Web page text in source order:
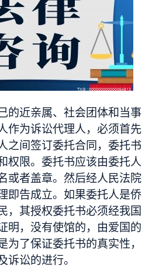
的近亲属、社会团体和当事
作为诉讼代理人，必须首先
之间签订委托合同，委托书
权限。委托书应该由委托人
或者盖章。然后经人民法院
即告成立。如果委托人是侨
，其授权委托书必须经我国
明，没有使馆的，由爱国的
为了保证委托书的真实性，
诉讼的进行。